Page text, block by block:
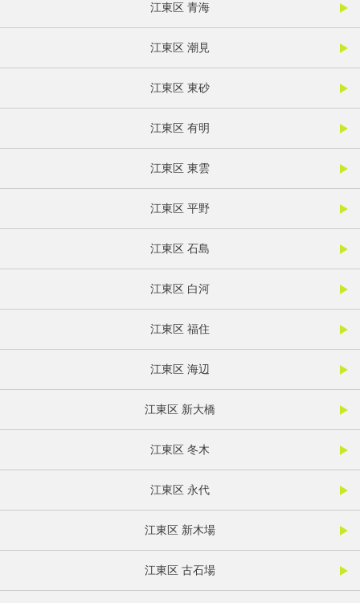
江東区 青海
江東区 潮見
江東区 東砂
江東区 有明
江東区 東雲
江東区 平野
江東区 石島
江東区 白河
江東区 福住
江東区 海辺
江東区 新大橋
江東区 冬木
江東区 永代
江東区 新木場
江東区 古石場